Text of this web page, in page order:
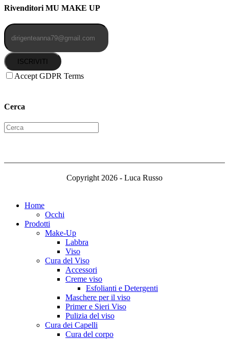
Rivenditori MU MAKE UP
ISCRIVITI
Accept GDPR Terms
Cerca
Copyright 2026 - Luca Russo
Home
Occhi
Prodotti
Make-Up
Labbra
Viso
Cura del Viso
Accessori
Creme viso
Esfolianti e Detergenti
Maschere per il viso
Primer e Sieri Viso
Pulizia del viso
Cura dei Capelli
Cura del corpo